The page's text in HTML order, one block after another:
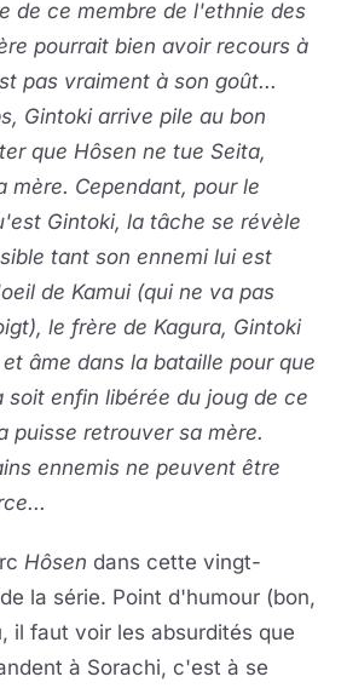
de ce membre de l'ethnie des
pourrait bien avoir recours à
pas vraiment à son goût...
Gintoki arrive pile au bon
que Hôsen ne tue Seita,
mère. Cependant, pour le
Gintoki, la tâche se révèle
tant son ennemi lui est
de Kamui (qui ne va pas
le frère de Kagura, Gintoki
âme dans la bataille pour que
soit enfin libérée du joug de ce
puisse retrouver sa mère.
ennemis ne peuvent être
Hôsen dans cette vingt-
la série. Point d'humour (bon,
il faut voir les absurdités que
à Sorachi, c'est à se